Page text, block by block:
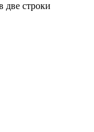
две строки